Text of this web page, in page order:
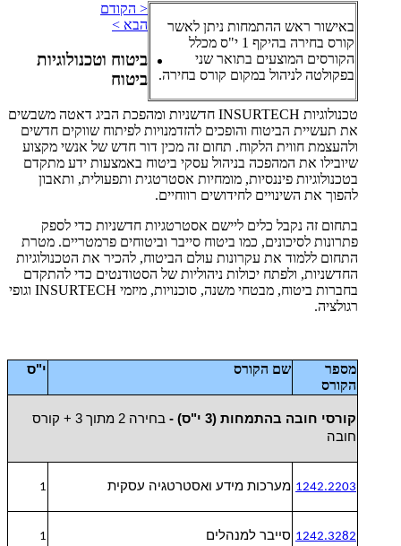
באישור ראש ההתמחות ניתן לאשר
קורס בחירה בהיקף 1 י"ס מכלל
הקורסים המוצעים בתואר שני
בפקולטה לניהול במקום קורס בחירה.
< הקודם
הבא >
ביטוח וטכנולוגיות
ביטוח
טכנולוגיות INSURTECH חדשניות ומהפכת הביג דאטה משבשים
את תעשיית הביטוח והופכים להזדמנויות לפיתוח שווקים חדשים
ולהעצמת חווית הלקוח. תחום זה מכין דור חדש של אנשי מקצוע
שיובילו את המהפכה בניהול עסקי ביטוח באמצעות ידע מתקדם
בטכנולוגיות פיננסיות, מומחיות אסטרטגית ותפעולית, ותאבון
להפוך את השינויים לחידושים רווחיים.
בתחום זה נקבל כלים ליישם אסטרטגיות חדשניות כדי לספק
פתרונות לסיכונים, כמו ביטוח סייבר וביטוחים פרמטריים. מטרת
התחום ללמוד את עקרונות עולם הביטוח, להכיר את הטכנולוגיות
החדשניות, ולפתח יכולות ניהוליות של הסטודנטים כדי להתקדם
בחברות ביטוח, מבטחי משנה, סוכנויות, מיזמי INSURTECH וגופי
רגולציה.
מספר
הקורס
שם הקורס י"ס
קורסי חובה בהתמחות (3 י"ס) -
בחירה 2 מתוך 3 + קורס
חובה
1242.2203 מערכות מידע ואסטרטגיה עסקית 1
1242.3282 סייבר למנהלים 1